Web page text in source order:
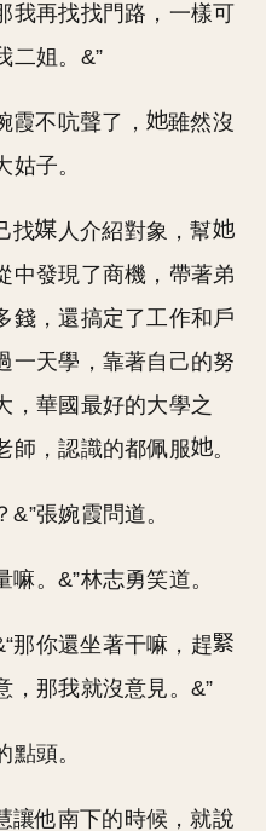
我再找找門路，一樣可
二姐。&”
霞不吭聲了，
雖然沒
子。
找
人介紹對象，幫
中發現了商機，帶著弟
錢，還搞定了工作和戶
一天學，靠著自己的努
，華國最好的大學之
師，認識的都佩服 。
張婉霞問道。
。&”林志勇笑道。
那你還坐著干嘛，趕
，那我就沒意見。&”
點頭。
讓他南下的時候，就說